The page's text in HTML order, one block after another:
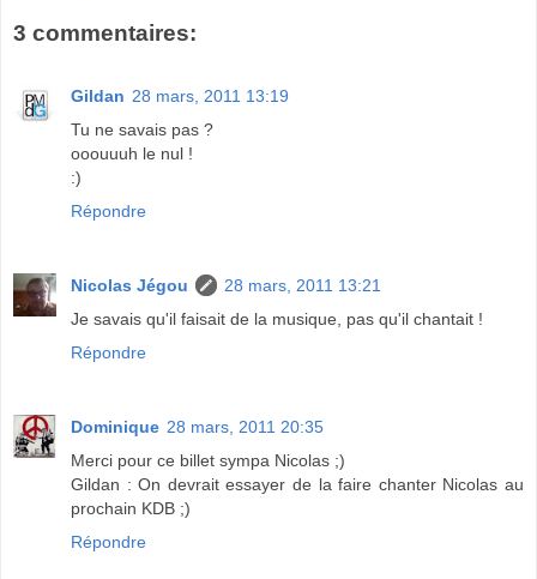
3 commentaires:
Gildan 28 mars, 2011 13:19
Tu ne savais pas ?
ooouuuh le nul !
:)
Répondre
Nicolas Jégou
28 mars, 2011 13:21
Je savais qu'il faisait de la musique, pas qu'il chantait !
Répondre
Dominique 28 mars, 2011 20:35
Merci pour ce billet sympa Nicolas ;)
Gildan : On devrait essayer de la faire chanter Nicolas au
prochain KDB ;)
Répondre